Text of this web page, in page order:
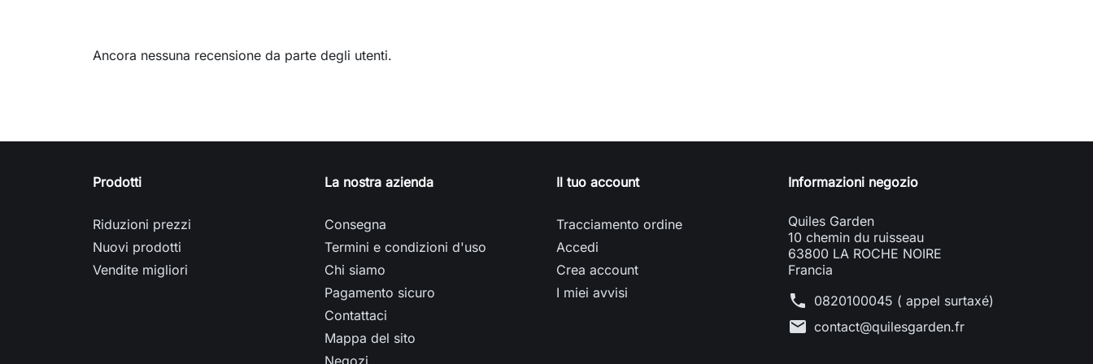
Ancora nessuna recensione da parte degli utenti.
Prodotti
Riduzioni prezzi
Nuovi prodotti
Vendite migliori
La nostra azienda
Consegna
Termini e condizioni d'uso
Chi siamo
Pagamento sicuro
Contattaci
Mappa del sito
Il tuo account
Tracciamento ordine
Accedi
Crea account
I miei avvisi
Informazioni negozio
Quiles Garden
10 chemin du ruisseau
63800 LA ROCHE NOIRE
Francia
phone 0820100045 ( appel surtaxé)
mail contact@quilesgarden.fr